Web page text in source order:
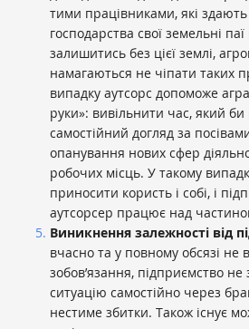
тими працівниками, які
господарства свої земельні
залишитись без цієї землі,
намагаються не чіпати таких
випадку аутсорс допоможе
руки»: вивільнити час, який
самостійний догляд за
опанування нових сфер
робочих місць. У такому
приносити користь і собі, і
аутсорсер працює над
Виникнення залежності від
вчасно та у повному обсязі не
зобов’язання, підприємство
ситуацію самостійно через
нестиме збитки. Також існує